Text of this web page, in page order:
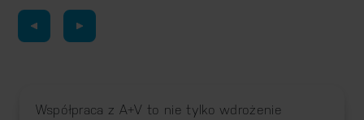
Współpraca z A+V to nie tylko wdrożenie